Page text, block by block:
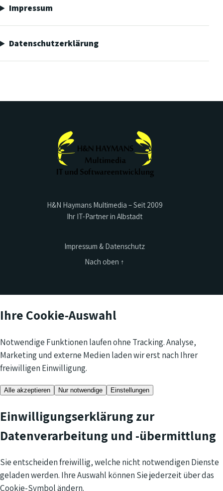
Impressum
Datenschutzerklärung
H&N Haymans Multimedia – Seit 2009
Ihr IT-Partner in Albstadt
Impressum & Datenschutz
Nach oben ↑
Ihre Cookie-Auswahl
Notwendige Funktionen laufen ohne Tracking. Analyse,
Marketing und externe Medien laden wir erst nach Ihrer
freiwilligen Einwilligung.
Alle akzeptieren Nur notwendige Einstellungen
Einwilligungserklärung zur
Datenverarbeitung und -übermittlung
Sie entscheiden freiwillig, welche nicht notwendigen Dienste
geladen werden. Ihre Auswahl können Sie jederzeit über das
Cookie-Symbol ändern.